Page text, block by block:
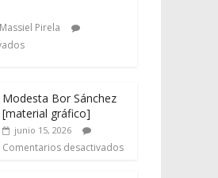
Massiel Pirela
Modesta Bor Sánchez
[material gráfico]
junio 15, 2026
Comentarios desactivados